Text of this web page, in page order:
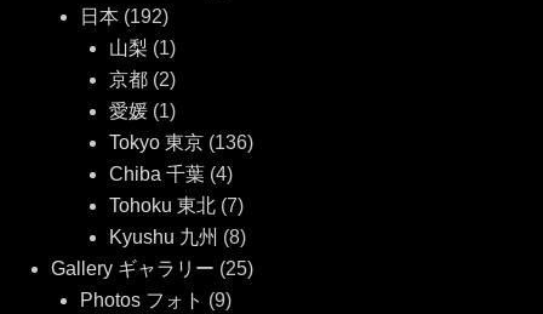
日本 (192)
山梨 (1)
京都(2)
愛媛(1)
Tokyo 東京(136)
Chiba 千葉 (4)
Tohoku 東北(7)
Kyushu 九州 (8)
Gallery ギャラリー (25)
Photos フォト (9)